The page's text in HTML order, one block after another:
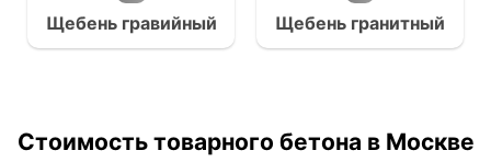
Щебень гравийный Щебень гранитный
Стоимость товарного бетона в Москве